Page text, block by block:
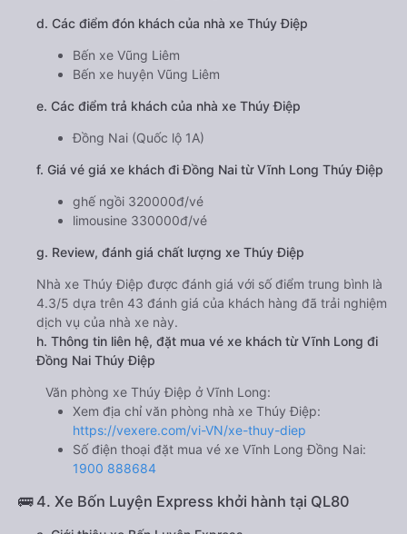
d. Các điểm đón khách của nhà xe Thúy Điệp
Bến xe Vũng Liêm
Bến xe huyện Vũng Liêm
e. Các điểm trả khách của nhà xe Thúy Điệp
Đồng Nai (Quốc lộ 1A)
f. Giá vé giá xe khách đi Đồng Nai từ Vĩnh Long Thúy Điệp
ghế ngồi 320000đ/vé
limousine 330000đ/vé
g. Review, đánh giá chất lượng xe Thúy Điệp
Nhà xe Thúy Điệp được đánh giá với số điểm trung bình là
4.3/5 dựa trên 43 đánh giá của khách hàng đã trải nghiệm
dịch vụ của nhà xe này.
h. Thông tin liên hệ, đặt mua vé xe khách từ Vĩnh Long đi
Đồng Nai Thúy Điệp
Văn phòng xe Thúy Điệp ở Vĩnh Long:
Xem địa chỉ văn phòng nhà xe Thúy Điệp:
https://vexere.com/vi-VN/xe-thuy-diep
Số điện thoại đặt mua vé xe Vĩnh Long Đồng Nai:
1900 888684
🚌 4. Xe Bốn Luyện Express khởi hành tại QL80